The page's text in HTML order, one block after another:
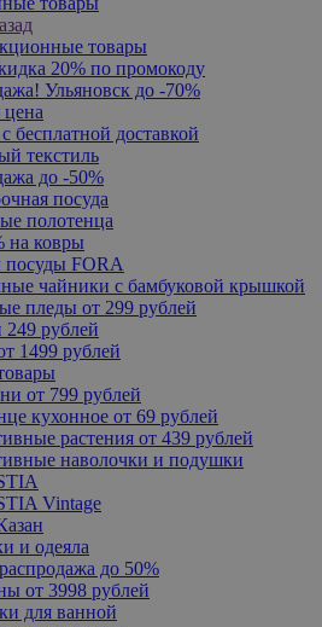
товары
20% по промокоду
Ульяновск до -70%
бесплатной доставкой
текстиль
до -50%
посуда
полотенца
на ковры
FORA
чайники с бамбуковой крышкой
пледы от 299 рублей
рублей
1499 рублей
от 799 рублей
кухонное от 69 рублей
растения от 439 рублей
наволочки и подушки
Vintage
и одеяла
до 50%
от 3998 рублей
для ванной